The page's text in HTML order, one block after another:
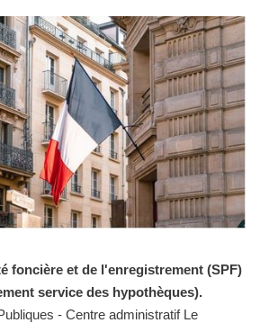
foncière et de l'enregistrement (SPF)
service des hypothèques).
- Centre administratif Le